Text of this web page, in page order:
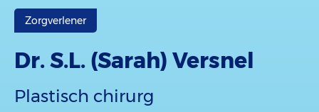
Zorgverlener
Dr. S.L. (Sarah) Versnel
Plastisch chirurg